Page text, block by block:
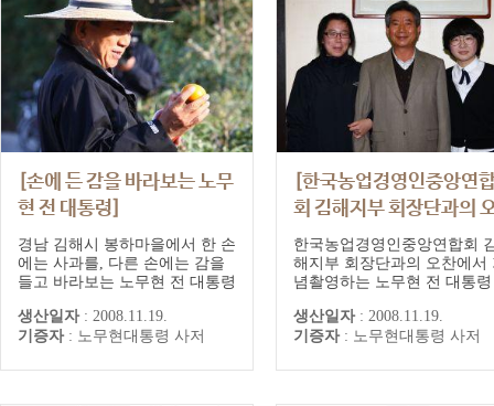
[손에 든 감을 바라보는 노무
현 전 대통령]
경남 김해시 봉하마을에서 한 손
에는 사과를, 다른 손에는 감을
들고 바라보는 노무현 전 대통령
생산일자 : 2008.11.19.
기증자 : 노무현대통령 사저
[한국농업경영인중앙연
회 김해지부 회장단과의
찬에서 기념촬영하는 노
전 대통령]
한국농업경영인중앙연합회
해지부 회장단과의 오찬에서
념촬영하는 노무현 전 대통령
생산일자 : 2008.11.19.
기증자 : 노무현대통령 사저